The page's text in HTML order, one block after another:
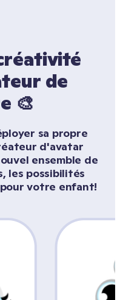
de
🎨
sa propre
d'avatar
ensemble de
les possibilités
votre enfant!